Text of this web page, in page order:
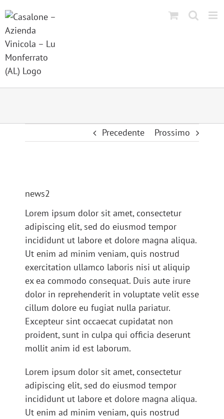
al
contenuto
Precedente Prossimo
immagine
news2
Lorem ipsum dolor sit amet, consectetur
adipiscing elit, sed do eiusmod tempor
incididunt ut labore et dolore magna aliqua.
Ut enim ad minim veniam, quis nostrud
exercitation ullamco laboris nisi ut aliquip
ex ea commodo consequat. Duis aute irure
dolor in reprehenderit in voluptate velit esse
cillum dolore eu fugiat nulla pariatur.
Excepteur sint occaecat cupidatat non
proident, sunt in culpa qui officia deserunt
mollit anim id est laborum.
Lorem ipsum dolor sit amet, consectetur
adipiscing elit, sed do eiusmod tempor
incididunt ut labore et dolore magna aliqua.
Ut enim ad minim veniam, quis nostrud